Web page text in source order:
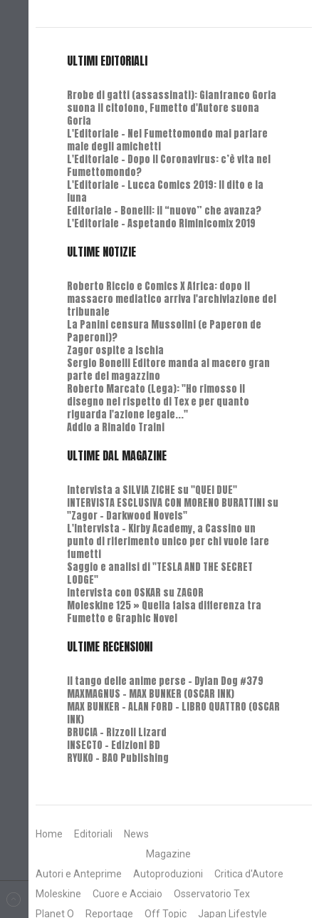
ULTIMI EDITORIALI
Rrobe di gatti (assassinati): Gianfranco Goria
suona il citofono, Fumetto d'Autore suona
Goria
L'Editoriale - Nel Fumettomondo mai parlare
male degli amichetti
L'Editoriale - Dopo il Coronavirus: c’è vita nel
Fumettomondo?
L'Editoriale - Lucca Comics 2019: Il dito e la
luna
Editoriale - Bonelli: il “nuovo” che avanza?
L'Editoriale - Aspetando Riminicomix 2019
ULTIME NOTIZIE
Roberto Riccio e Comics X Africa: dopo il
massacro mediatico arriva l'archiviazione del
tribunale
La Panini censura Mussolini (e Paperon de
Paperoni)?
Zagor ospite a Ischia
Sergio Bonelli Editore manda al macero gran
parte del magazzino
Roberto Marcato (Lega): "Ho rimosso il
disegno nel rispetto di Tex e per quanto
riguarda l'azione legale..."
Addio a Rinaldo Traini
ULTIME DAL MAGAZINE
Intervista a SILVIA ZICHE su "QUEI DUE"
INTERVISTA ESCLUSIVA CON MORENO BURATTINI su
"Zagor - Darkwood Novels"
L'Intervista - Kirby Academy, a Cassino un
punto di riferimento unico per chi vuole fare
fumetti
Saggio e analisi di "TESLA AND THE SECRET
LODGE"
Intervista con OSKAR su ZAGOR
Moleskine 125 » Quella falsa differenza tra
Fumetto e Graphic Novel
ULTIME RECENSIONI
Il tango delle anime perse - Dylan Dog #379
MAXMAGNUS – MAX BUNKER (OSCAR INK)
MAX BUNKER – ALAN FORD – LIBRO QUATTRO (OSCAR
INK)
BRUCIA - Rizzoli Lizard
INSECTO - Edizioni BD
RYUKO - BAO Publishing
Home Editoriali
News
Magazine
Autori e Anteprime
Autoproduzioni
Critica d'Autore
Moleskine
Cuore e Acciaio
Osservatorio Tex
Planet O
Reportage Off Topic Japan Lifestyle